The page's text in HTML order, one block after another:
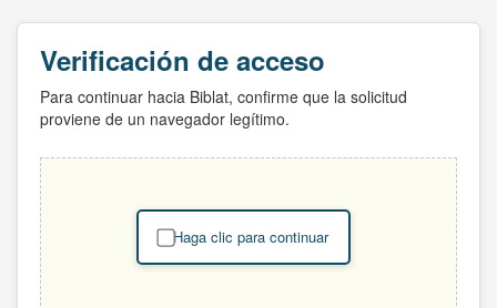
Verificación de acceso
Para continuar hacia Biblat, confirme que la solicitud
proviene de un navegador legítimo.
Haga clic para continuar